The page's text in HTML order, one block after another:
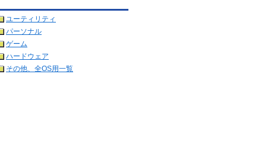
ユーティリティ
パーソナル
ゲーム
ハードウェア
その他、全OS用一覧